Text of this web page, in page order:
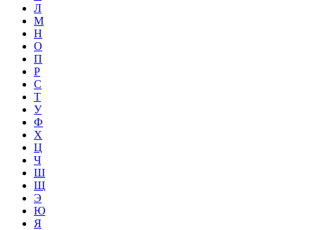
Л
М
Н
О
П
Р
С
Т
У
Ф
Х
Ц
Ч
Ш
Щ
Э
Ю
Я